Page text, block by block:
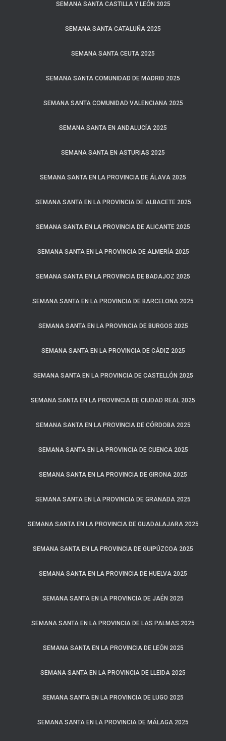
SEMANA SANTA CASTILLA Y LEÓN 2025
SEMANA SANTA CATALUÑA 2025
SEMANA SANTA CEUTA 2025
SEMANA SANTA COMUNIDAD DE MADRID 2025
SEMANA SANTA COMUNIDAD VALENCIANA 2025
SEMANA SANTA EN ANDALUCÍA 2025
SEMANA SANTA EN ASTURIAS 2025
SEMANA SANTA EN LA PROVINCIA DE ÁLAVA 2025
SEMANA SANTA EN LA PROVINCIA DE ALBACETE 2025
SEMANA SANTA EN LA PROVINCIA DE ALICANTE 2025
SEMANA SANTA EN LA PROVINCIA DE ALMERÍA 2025
SEMANA SANTA EN LA PROVINCIA DE BADAJOZ 2025
SEMANA SANTA EN LA PROVINCIA DE BARCELONA 2025
SEMANA SANTA EN LA PROVINCIA DE BURGOS 2025
SEMANA SANTA EN LA PROVINCIA DE CÁDIZ 2025
SEMANA SANTA EN LA PROVINCIA DE CASTELLÓN 2025
SEMANA SANTA EN LA PROVINCIA DE CIUDAD REAL 2025
SEMANA SANTA EN LA PROVINCIA DE CÓRDOBA 2025
SEMANA SANTA EN LA PROVINCIA DE CUENCA 2025
SEMANA SANTA EN LA PROVINCIA DE GIRONA 2025
SEMANA SANTA EN LA PROVINCIA DE GRANADA 2025
SEMANA SANTA EN LA PROVINCIA DE GUADALAJARA 2025
SEMANA SANTA EN LA PROVINCIA DE GUIPÚZCOA 2025
SEMANA SANTA EN LA PROVINCIA DE HUELVA 2025
SEMANA SANTA EN LA PROVINCIA DE JAÉN 2025
SEMANA SANTA EN LA PROVINCIA DE LAS PALMAS 2025
SEMANA SANTA EN LA PROVINCIA DE LEÓN 2025
SEMANA SANTA EN LA PROVINCIA DE LLEIDA 2025
SEMANA SANTA EN LA PROVINCIA DE LUGO 2025
SEMANA SANTA EN LA PROVINCIA DE MÁLAGA 2025